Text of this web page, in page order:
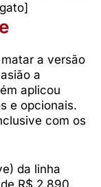
a versão
a
aplicou
e opcionais.
com os
da linha
R$ 2.890.